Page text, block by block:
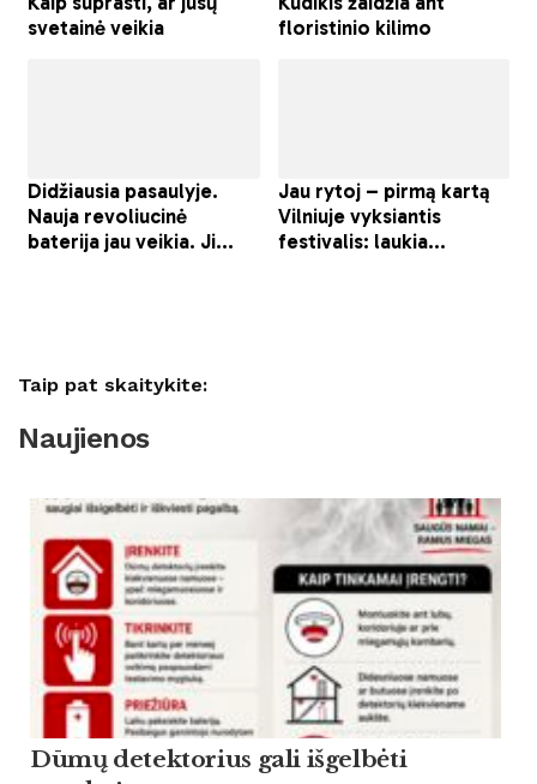
Taip pat skaitykite:
Naujienos
Dūmų detektorius gali išgelbėti